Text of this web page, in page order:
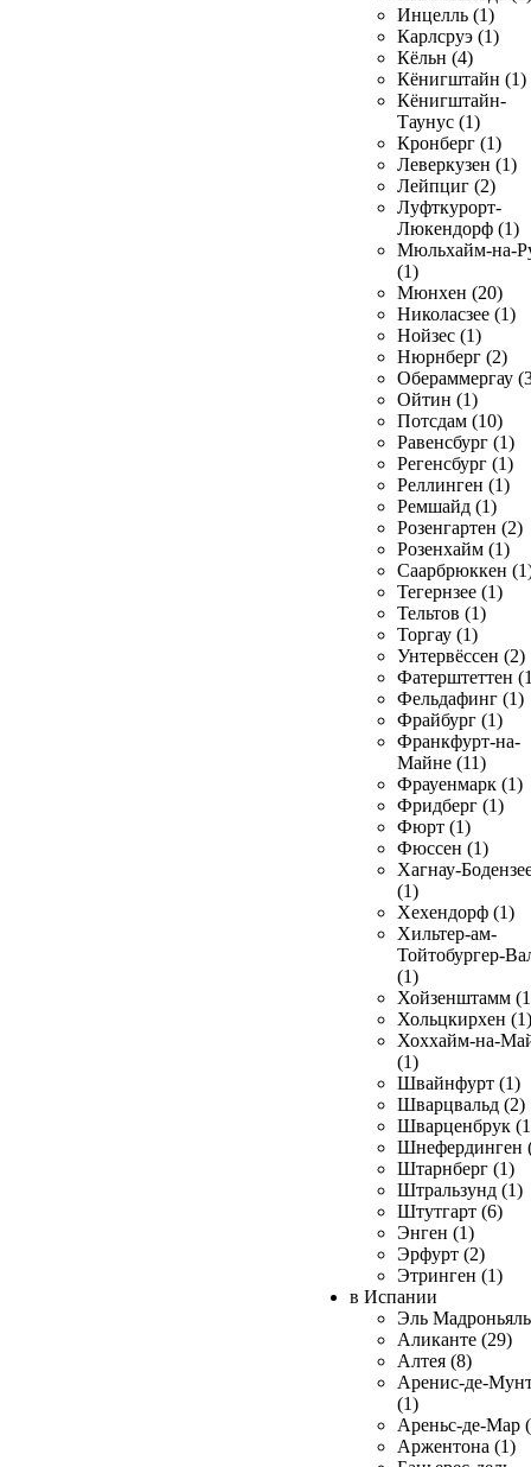
Инцелль (1)
Карлсруэ (1)
Кёльн (4)
Кёнигштайн (1)
Кёнигштайн-
Таунус (1)
Кронберг (1)
Леверкузен (1)
Лейпциг (2)
Луфткурорт-
Люкендорф (1)
Мюльхайм-на-
(1)
Мюнхен (20)
Николасзее (1)
Нойзес (1)
Нюрнберг (2)
Обераммергау
Ойтин (1)
Потсдам (10)
Равенсбург (1)
Регенсбург (1)
Реллинген (1)
Ремшайд (1)
Розенгартен (2)
Розенхайм (1)
Саарбрюккен
Тегернзее (1)
Тельтов (1)
Торгау (1)
Унтервёссен (2)
Фатерштеттен
Фельдафинг (1)
Фрайбург (1)
Франкфурт-на-
Майне (11)
Фрауенмарк (1)
Фридберг (1)
Фюрт (1)
Фюссен (1)
Хагнау-
(1)
Хехендорф (1)
Хильтер-ам-
Тойтобургер-
(1)
Хойзенштамм
Хольцкирхен (1)
Хоххайм-на-
(1)
Швайнфурт (1)
Шварцвальд (2)
Шварценбрук
Шнефердинген
Штарнберг (1)
Штральзунд (1)
Штутгарт (6)
Энген (1)
Эрфурт (2)
Этринген (1)
в Испании
Эль
Аликанте (29)
Алтея (8)
Аренис-де-
(1)
Ареньс-де-Мар
Аржентона (1)